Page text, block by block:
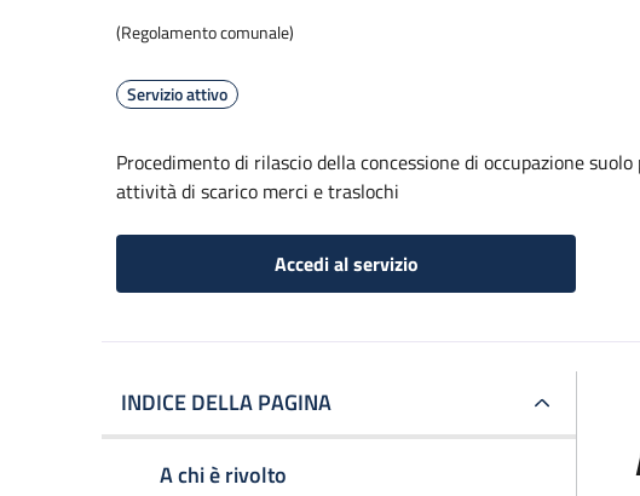
(Regolamento comunale)
Servizio attivo
Procedimento di rilascio della concessione di occupazione
attività di scarico merci e traslochi
Accedi al servizio
INDICE DELLA PAGINA
A chi è rivolto